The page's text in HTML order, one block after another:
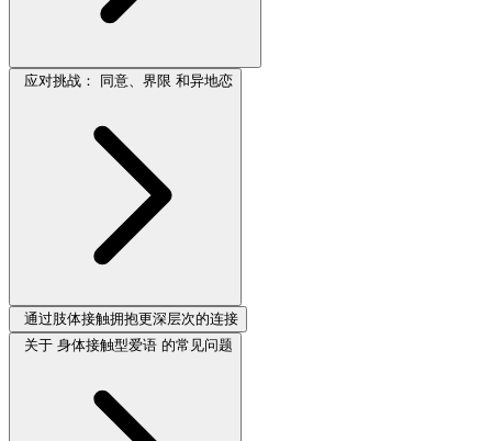
应对挑战： 同意、界限 和异地恋
通过肢体接触拥抱更深层次的连接
关于 身体接触型爱语 的常见问题